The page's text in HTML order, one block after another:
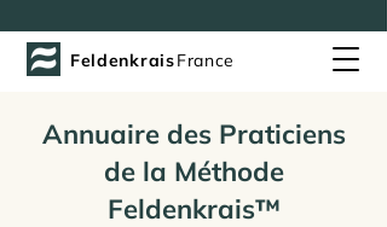
FeldenkraisFrance
Annuaire des Praticiens
de la Méthode
Feldenkrais™